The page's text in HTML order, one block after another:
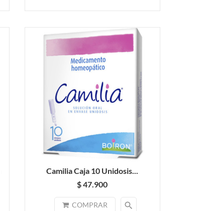
Camilia Caja 10 Unidosis...
$ 47.900
COMPRAR search